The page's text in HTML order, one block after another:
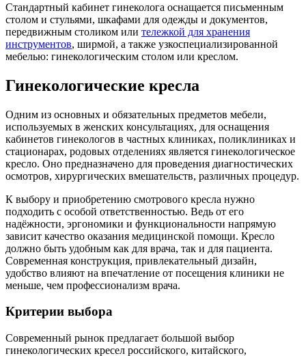
Стандартный кабинет гинеколога оснащается письменным
столом и стульями, шкафами для одежды и документов,
передвижным столиком или тележкой для хранения
инструментов, ширмой, а также узкоспециализированной
мебелью: гинекологическим столом или креслом.
Гинекологические кресла
Одним из основных и обязательных предметов мебели,
используемых в женских консультациях, для оснащения
кабинетов гинекологов в частных клиниках, поликлиниках и
стационарах, родовых отделениях является гинекологическое
кресло. Оно предназначено для проведения диагностических
осмотров, хирургических вмешательств, различных процедур.
К выбору и приобретению смотрового кресла нужно
подходить с особой ответственностью. Ведь от его
надёжности, эргономики и функциональности напрямую
зависит качество оказания медицинской помощи. Кресло
должно быть удобным как для врача, так и для пациента.
Современная конструкция, привлекательный дизайн,
удобство влияют на впечатление от посещения клиники не
меньше, чем профессионализм врача.
Критерии выбора
Современный рынок предлагает большой выбор
гинекологических кресел российского, китайского,